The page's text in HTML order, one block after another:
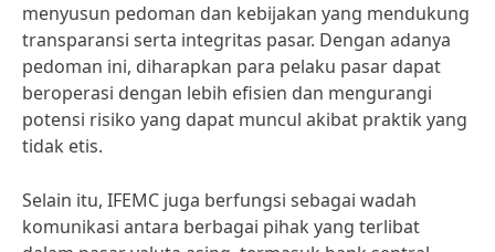
menyusun pedoman dan kebijakan yang mendukung
transparansi serta integritas pasar. Dengan adanya
pedoman ini, diharapkan para pelaku pasar dapat
beroperasi dengan lebih efisien dan mengurangi
potensi risiko yang dapat muncul akibat praktik yang
tidak etis.
Selain itu, IFEMC juga berfungsi sebagai wadah
komunikasi antara berbagai pihak yang terlibat